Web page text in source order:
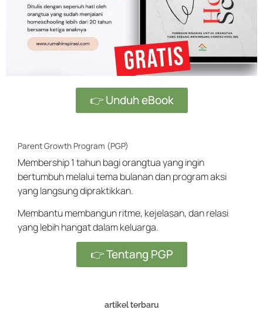
👉 Unduh eBook
Parent Growth Program (PGP)
Membership 1 tahun bagi orangtua yang ingin
bertumbuh melalui tema bulanan dan program aksi
yang langsung dipraktikkan.
Membantu membangun ritme, kejelasan, dan relasi
yang lebih hangat dalam keluarga.
👉 Tentang PGP
artikel terbaru